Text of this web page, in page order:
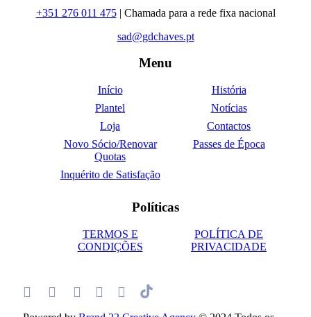
+351 276 011 475| Chamada para a rede fixa nacional
sad@gdchaves.pt
Menu
Início
História
Plantel
Notícias
Loja
Contactos
Novo Sócio/Renovar
Quotas
Passes de Época
Inquérito de Satisfação
Políticas
TERMOS E
CONDIÇÕES
POLÍTICA DE
PRIVACIDADE